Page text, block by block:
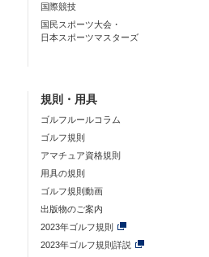
国際競技
国民スポーツ大会・
日本スポーツマスターズ
規則・用具
ゴルフルールコラム
ゴルフ規則
アマチュア資格規則
用具の規則
ゴルフ規則動画
出版物のご案内
2023年ゴルフ規則
2023年ゴルフ規則詳説